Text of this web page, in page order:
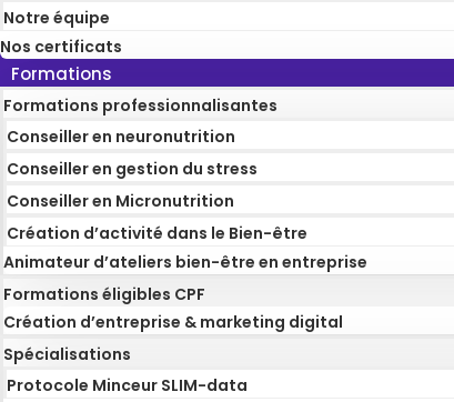
Notre équipe
Nos certificats
Formations
Formations professionnalisantes
Conseiller en neuronutrition
Conseiller en gestion du stress
Conseiller en Micronutrition
Création d’activité dans le Bien-être
Animateur d’ateliers bien-être en entreprise
Formations éligibles CPF
Création d’entreprise & marketing digital
Spécialisations
Protocole Minceur SLIM-data